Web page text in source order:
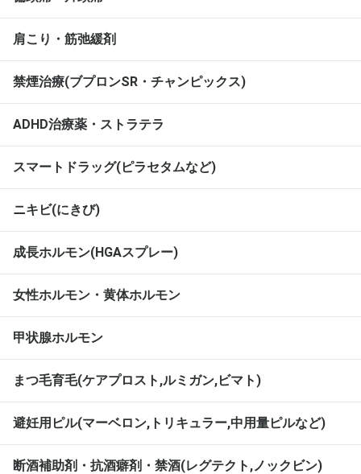
肩こり・筋弛緩剤
禁煙治療(ブプロンSR・チャンピックス)
ADHD治療薬・ストラテラ
スマートドラッグ(ピラセタムなど)
ニキビ(にきび)
成長ホルモン(HGAスプレー)
女性ホルモン・黄体ホルモン
甲状腺ホルモン
まつ毛育毛(ケアプロスト,ルミガン,ビマト)
避妊用ピル(マーベロン,トリキュラー,中用量ピルなど)
断酒補助剤・抗酒癖剤・禁酒(レグテクト,ノックビン)